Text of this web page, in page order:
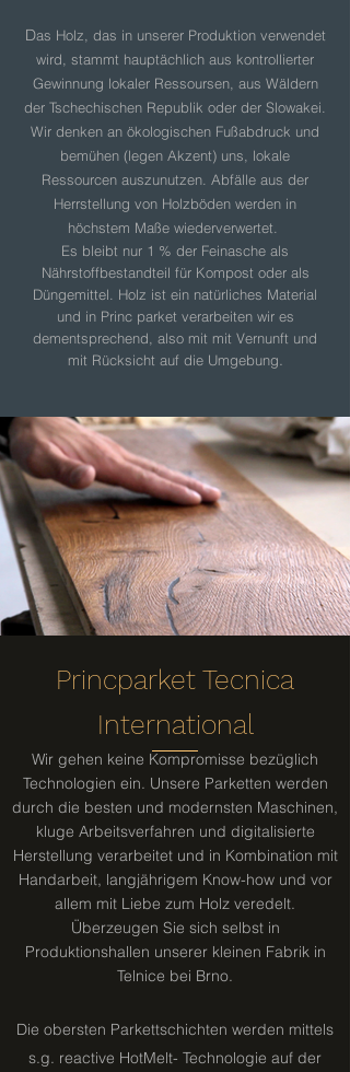
Das Holz, das in unserer Produktion verwendet
wird, stammt hauptächlich aus kontrollierter
Gewinnung lokaler Ressoursen, aus Wäldern
der Tschechischen Republik oder der Slowakei.
Wir denken an ökologischen Fußabdruck und
bemühen (legen Akzent) uns, lokale
Ressourcen auszunutzen. Abfälle aus der
Herrstellung von Holzböden werden in
höchstem Maße wiederverwertet.
Es bleibt nur 1 % der Feinasche als
Nährstoffbestandteil für Kompost oder als
Düngemittel. Holz ist ein natürliches Material
und in Princ parket verarbeiten wir es
dementsprechend, also mit mit Vernunft und
mit Rücksicht auf die Umgebung.
Princparket Tecnica
International
Wir gehen keine Kompromisse bezüglich
Technologien ein. Unsere Parketten werden
durch die besten und modernsten Maschinen,
kluge Arbeitsverfahren und digitalisierte
Herstellung verarbeitet und in Kombination mit
Handarbeit, langjährigem Know-how und vor
allem mit Liebe zum Holz veredelt.
Überzeugen Sie sich selbst in
Produktionshallen unserer kleinen Fabrik in
Telnice bei Brno.
Die obersten Parkettschichten werden mittels
s.g. reactive HotMelt- Technologie auf der